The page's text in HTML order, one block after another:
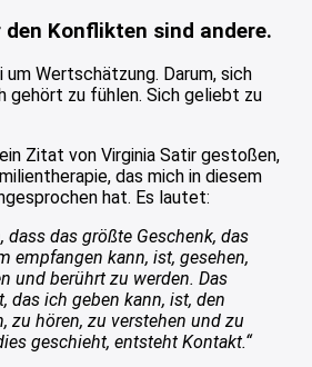
den Konflikten sind andere.
Wertschätzung. Darum, sich
gehört zu fühlen. Sich geliebt zu
Zitat von Virginia Satir gestoßen,
das mich in diesem
hat. Es lautet:
dass das größte Geschenk, das
empfangen kann, ist, gesehen,
und berührt zu werden. Das
das ich geben kann, ist, den
zu hören, zu verstehen und zu
geschieht, entsteht Kontakt.“